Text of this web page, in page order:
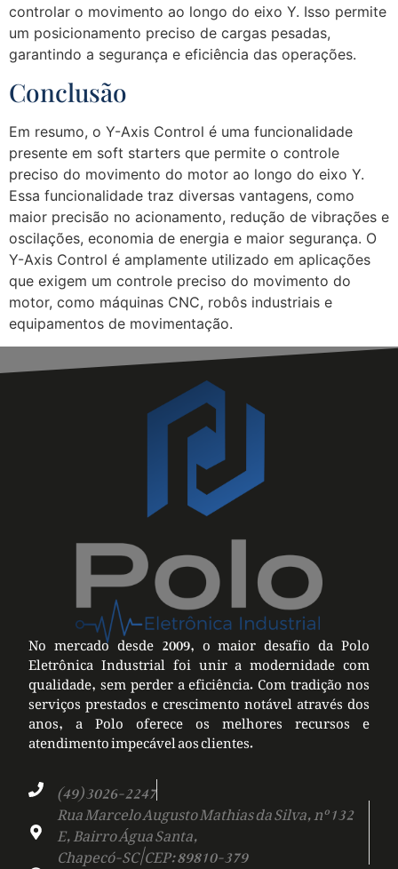
controlar o movimento ao longo do eixo Y. Isso permite
um posicionamento preciso de cargas pesadas,
garantindo a segurança e eficiência das operações.
Conclusão
Em resumo, o Y-Axis Control é uma funcionalidade
presente em soft starters que permite o controle
preciso do movimento do motor ao longo do eixo Y.
Essa funcionalidade traz diversas vantagens, como
maior precisão no acionamento, redução de vibrações e
oscilações, economia de energia e maior segurança. O
Y-Axis Control é amplamente utilizado em aplicações
que exigem um controle preciso do movimento do
motor, como máquinas CNC, robôs industriais e
equipamentos de movimentação.
No mercado desde 2009, o maior desafio da Polo
Eletrônica Industrial foi unir a modernidade com
qualidade, sem perder a eficiência. Com tradição nos
serviços prestados e crescimento notável através dos
anos, a Polo oferece os melhores recursos e
atendimento impecável aos clientes.
(49) 3026-2247
Rua Marcelo Augusto Mathias da Silva, nº 132
E, Bairro Água Santa,
Chapecó-SC | CEP: 89810-379